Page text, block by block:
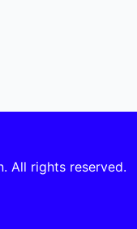
All rights reserved.